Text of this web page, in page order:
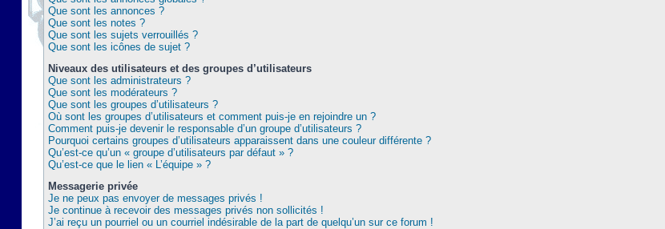
Que sont les annonces ?
Que sont les notes ?
Que sont les sujets verrouillés ?
Que sont les icônes de sujet ?
Niveaux des utilisateurs et des groupes d’utilisateurs
Que sont les administrateurs ?
Que sont les modérateurs ?
Que sont les groupes d’utilisateurs ?
Où sont les groupes d’utilisateurs et comment puis-je en rejoindre un ?
Comment puis-je devenir le responsable d’un groupe d’utilisateurs ?
Pourquoi certains groupes d’utilisateurs apparaissent dans une couleur différente ?
Qu’est-ce qu’un « groupe d’utilisateurs par défaut » ?
Qu’est-ce que le lien « L’équipe » ?
Messagerie privée
Je ne peux pas envoyer de messages privés !
Je continue à recevoir des messages privés non sollicités !
J’ai reçu un pourriel ou un courriel indésirable de la part de quelqu’un sur ce forum !